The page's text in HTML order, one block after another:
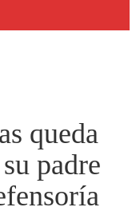
queda
padre